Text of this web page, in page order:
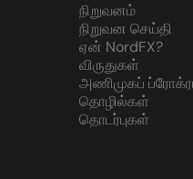
நிறுவனம்
நிறுவன செய்தி
ஏன் NordFX?
விருதுகள்
அணிமுகப்
தொழில்கள்
தொடர்புகள்